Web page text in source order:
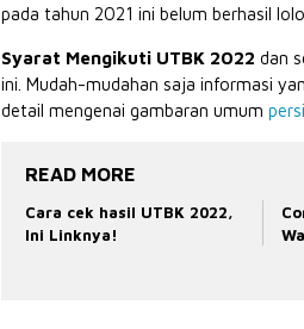
pada tahun 2021 ini belum berhasil
Syarat Mengikuti UTBK 2022 dan
ini. Mudah-mudahan saja informasi
detail mengenai gambaran umum
READ MORE
Cara cek hasil UTBK 2022,
Ini Linknya!